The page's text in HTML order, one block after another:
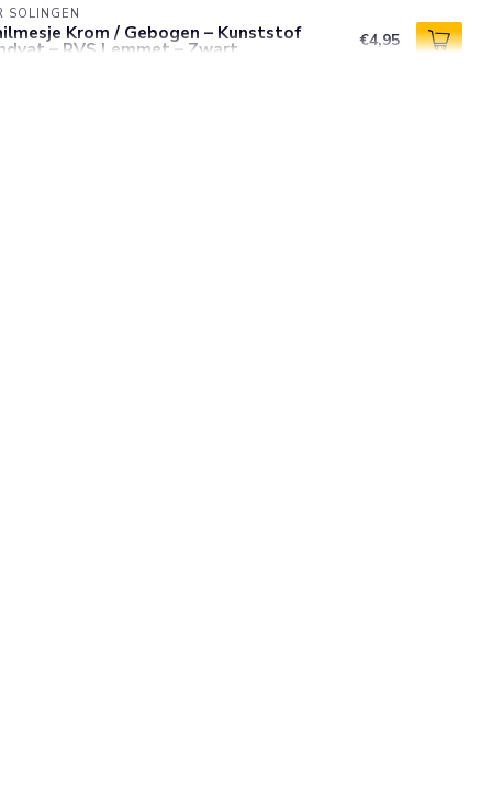
SOLINGEN
Krom / Gebogen – Kunststof
– RVS Lemmet – Zwart €4,95